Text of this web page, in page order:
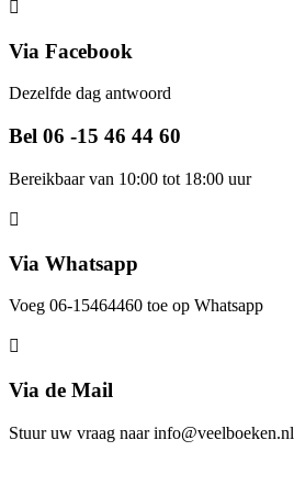
Via Facebook
Dezelfde dag antwoord
Bel 06 -15 46 44 60
Bereikbaar van 10:00 tot 18:00 uur
Via Whatsapp
Voeg 06-15464460 toe op Whatsapp
Via de Mail
Stuur uw vraag naar info@veelboeken.nl